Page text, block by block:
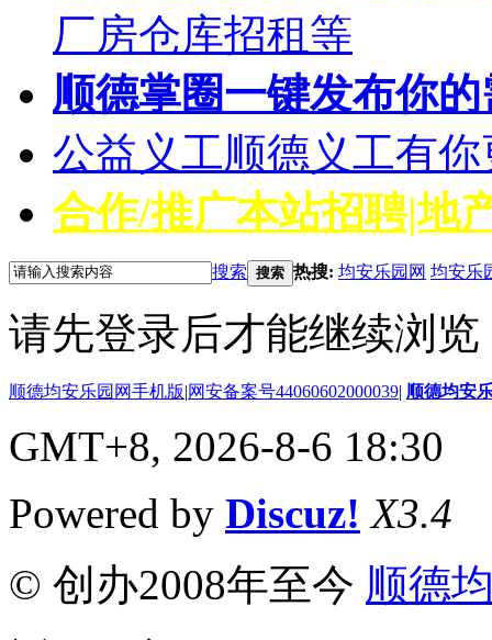
厂房仓库招租等
顺德掌圈一键发布你
公益义工顺德义工有
合作/推广本站招聘|地
搜索 搜索 热搜: 均安乐园网 均安乐
请先登录后才能继续浏览
顺德均安乐园网手机版|网安备案号44060602000039| 顺德均安
GMT+8, 2026-8-6 18:30
Powered by Discuz! X3.4
© 创办2008年至今 顺德